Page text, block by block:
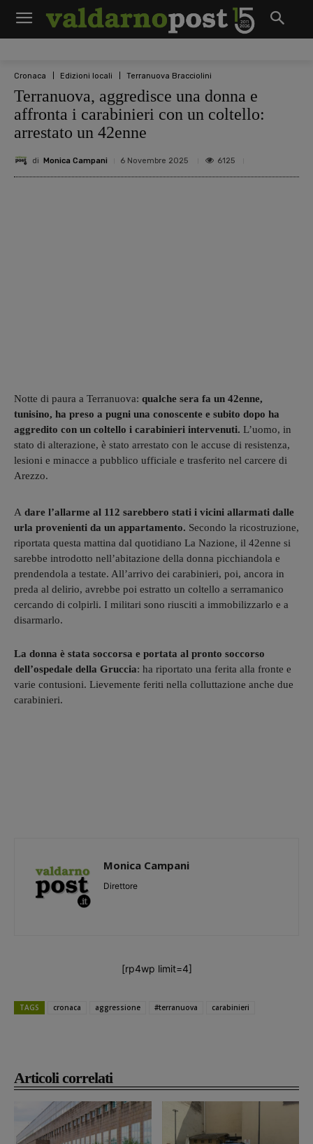
Cronaca Edizioni locali Terranuova Bracciolini
Terranuova, aggredisce una donna e
affronta i carabinieri con un coltello:
arrestato un 42enne
di Monica Campani 6 Novembre 2025 6125
Articoli correlati
Notte di paura a Terranuova: qualche sera fa un 42enne,
tunisino, ha preso a pugni una conoscente e subito dopo ha
aggredito con un coltello i carabinieri intervenuti. L’uomo, in
stato di alterazione, è stato arrestato con le accuse di resistenza,
lesioni e minacce a pubblico ufficiale e trasferito nel carcere di
Arezzo.
A dare l’allarme al 112 sarebbero stati i vicini allarmati dalle
urla provenienti da un appartamento. Secondo la ricostruzione,
riportata questa mattina dal quotidiano La Nazione, il 42enne si
sarebbe introdotto nell’abitazione della donna picchiandola e
prendendola a testate. All’arrivo dei carabinieri, poi, ancora in
preda al delirio, avrebbe poi estratto un coltello a serramanico
cercando di colpirli. I militari sono riusciti a immobilizzarlo e a
disarmarlo.
La donna è stata soccorsa e portata al pronto soccorso
dell’ospedale della Gruccia: ha riportato una ferita alla fronte e
varie contusioni. Lievemente feriti nella colluttazione anche due
carabinieri.
Monica Campani
Direttore
[rp4wp limit=4]
TAGS cronaca aggressione #terranuova carabinieri